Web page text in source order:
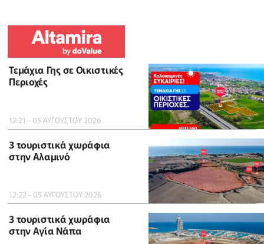
Τεμάχια Γης σε Οικιστικές
Περιοχές
12:21 - 05 ΑΥΓΟΥΣΤΟΥ 2026
3 τουριστικά χωράφια
στην Αλαμινό
12:22 - 05 ΑΥΓΟΥΣΤΟΥ 2026
3 τουριστικά χωράφια
στην Αγία Νάπα